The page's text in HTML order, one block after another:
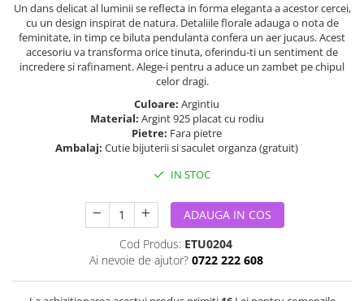
Un dans delicat al luminii se reflecta in forma eleganta a acestor cercei,
cu un design inspirat de natura. Detaliile florale adauga o nota de
feminitate, in timp ce biluta pendulanta confera un aer jucaus. Acest
accesoriu va transforma orice tinuta, oferindu-ti un sentiment de
incredere si rafinament. Alege-i pentru a aduce un zambet pe chipul
celor dragi.
Culoare: Argintiu
Material: Argint 925 placat cu rodiu
Pietre: Fara pietre
Ambalaj: Cutie bijuterii si saculet organza (gratuit)
IN STOC
ADAUGA IN COS
Cod Produs: ETU0204
Ai nevoie de ajutor? 0722 222 608